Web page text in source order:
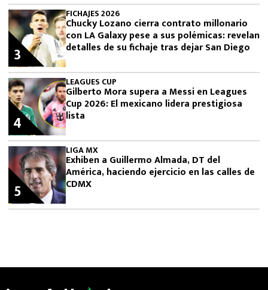
FICHAJES 2026
Chucky Lozano cierra contrato millonario
con LA Galaxy pese a sus polémicas: revelan
detalles de su fichaje tras dejar San Diego
3
LEAGUES CUP
Gilberto Mora supera a Messi en Leagues
Cup 2026: El mexicano lidera prestigiosa
lista
4
LIGA MX
Exhiben a Guillermo Almada, DT del
América, haciendo ejercicio en las calles de
CDMX
5